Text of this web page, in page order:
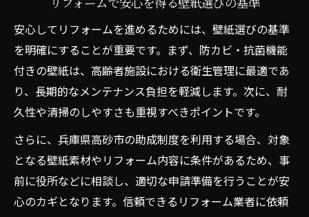
安心してリフォームを進めるためには、壁紙選びの基準
を明確にすることが重要です。まず、防カビ・抗菌機能
付きの壁紙は、高齢者施設における衛生管理に最適であ
り、長期的なメンテナンス負担を軽減します。次に、耐
久性や清掃のしやすさも重視すべきポイントです。
さらに、兵庫県高砂市の助成制度を利用する場合、対象
となる壁紙素材やリフォーム内容に条件があるため、事
前に役所などに相談し、適切な申請準備を行うことが安
心のカギとなります。信頼できるリフォーム業者に依頼